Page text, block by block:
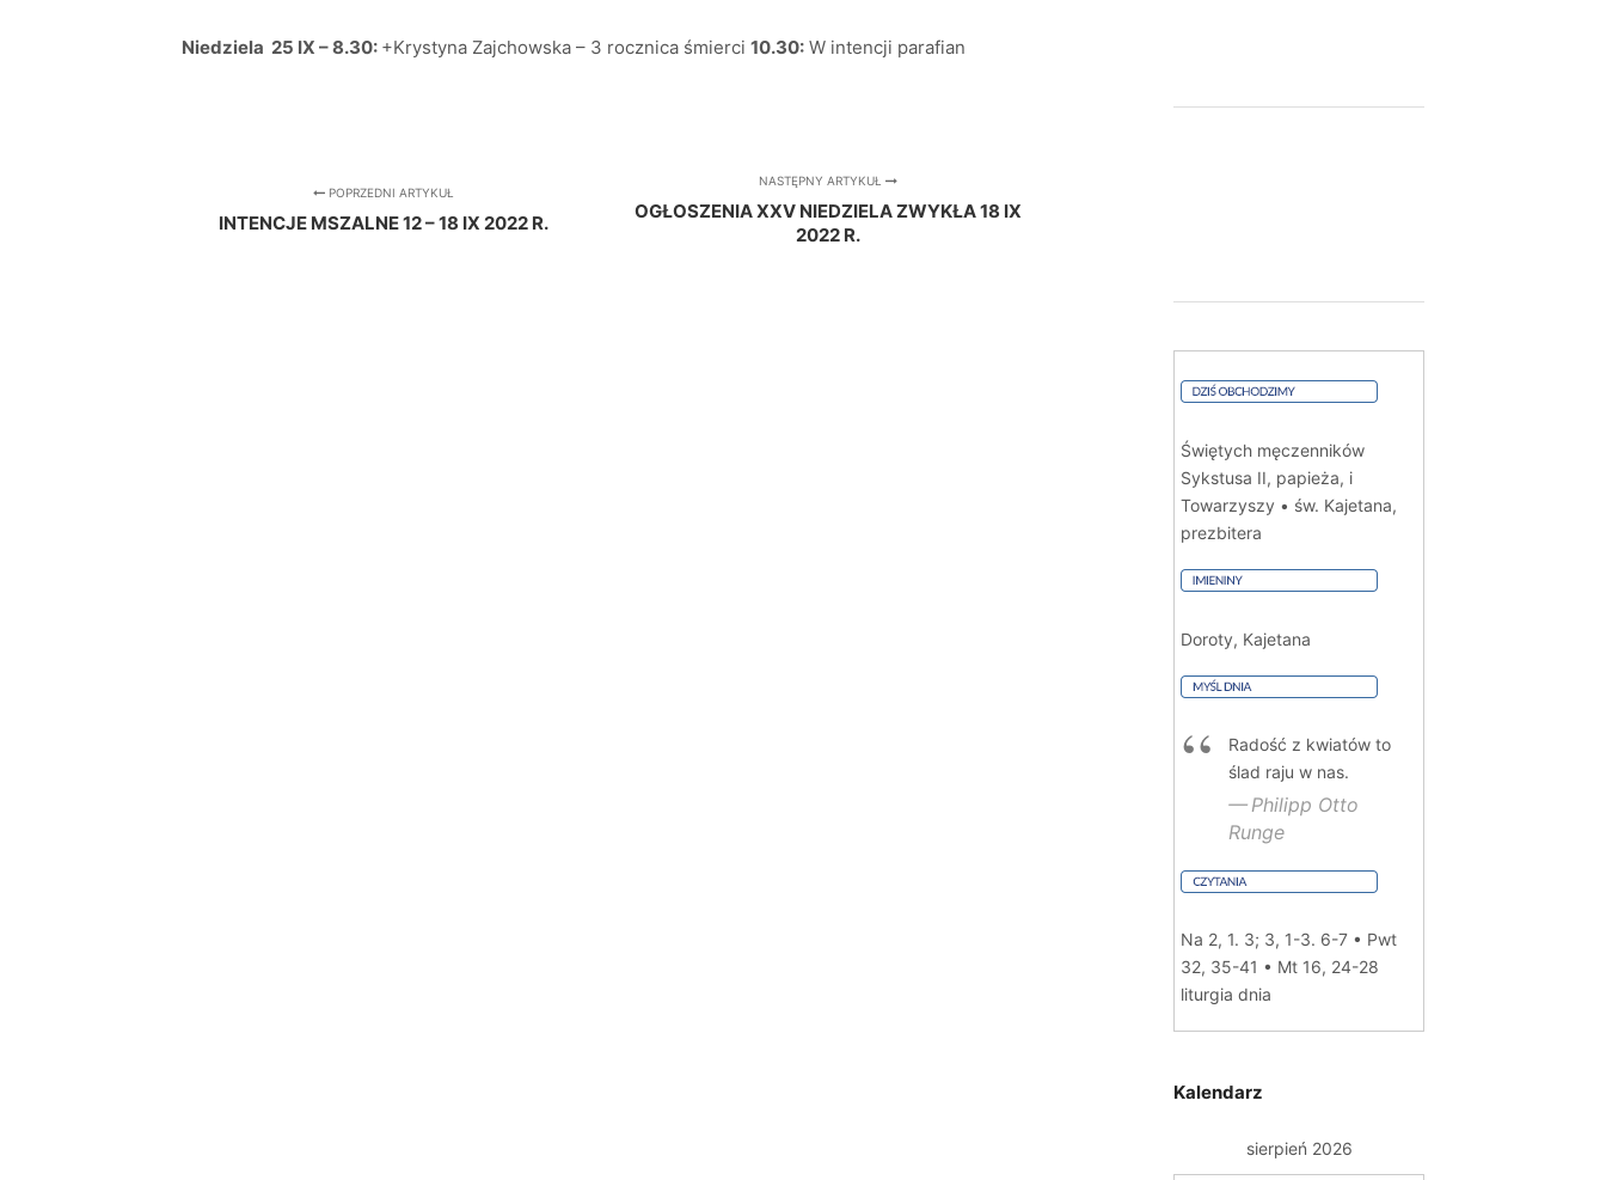
Niedziela 25 IX – 8.30: +Krystyna Zajchowska – 3 rocznica śmierci 10.30: W intencji parafian
POPRZEDNI ARTYKUŁ
INTENCJE MSZALNE 12 – 18 IX 2022 R.
NASTĘPNY ARTYKUŁ
OGŁOSZENIA XXV NIEDZIELA ZWYKŁA 18 IX
2022 R.
Świętych męczenników
Sykstusa II, papieża, i
Towarzyszy • św. Kajetana,
prezbitera
Doroty, Kajetana
Radość z kwiatów to
ślad raju w nas.
Philipp Otto
Runge
Na 2, 1. 3; 3, 1-3. 6-7 • Pwt
32, 35-41 • Mt 16, 24-28
liturgia dnia
Kalendarz
sierpień 2026